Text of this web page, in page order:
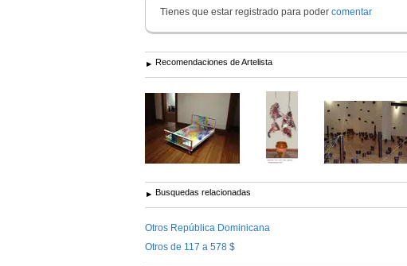
Tienes que estar registrado para poder comentar
Recomendaciones de Artelista
Busquedas relacionadas
Otros República Dominicana
Otros de 117 a 578 $